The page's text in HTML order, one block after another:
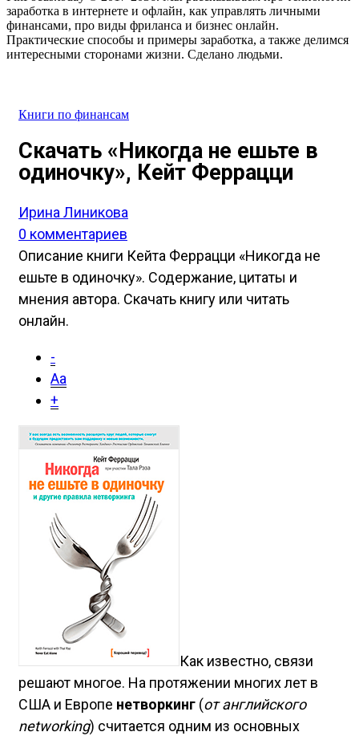
заработка в интернете и офлайн, как управлять личными
финансами, про виды фриланса и бизнес онлайн.
Практические способы и примеры заработка, а также делимся
интересными сторонами жизни. Сделано людьми.
Книги по финансам
Скачать «Никогда не ешьте в
одиночку», Кейт Феррацци
Ирина Линикова
0 комментариев
Описание книги Кейта Феррацци «Никогда не
ешьте в одиночку». Содержание, цитаты и
мнения автора. Скачать книгу или читать
онлайн.
-
Aa
+
Как известно, связи
решают многое. На протяжении многих лет в
США и Европе нетворкинг (от английского
networking) считается одним из основных